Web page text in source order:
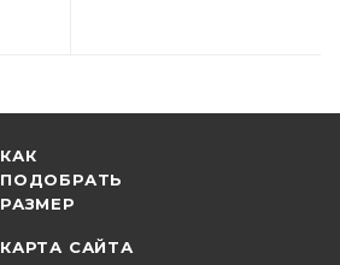
КАК
ПОДОБРАТЬ
РАЗМЕР
КАРТА САЙТА